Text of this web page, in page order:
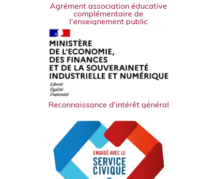
Agrément association éducative
complémentaire de
l'enseignement public
Reconnaissance d'intérêt général